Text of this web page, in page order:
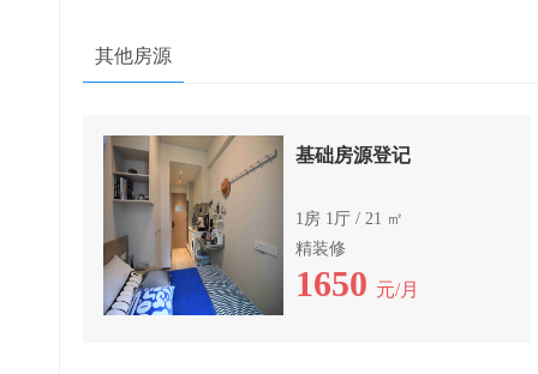
其他房源
基础房源登记
1房 1厅 / 21 ㎡
精装修
1650 元/月